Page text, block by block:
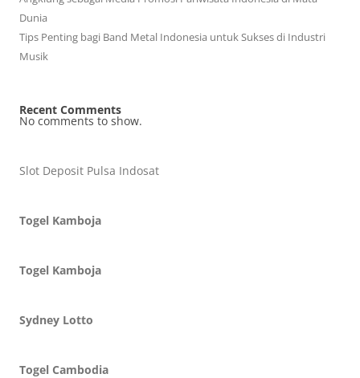
Dunia
Tips Penting bagi Band Metal Indonesia untuk Sukses di Industri
Musik
Recent Comments
No comments to show.
Slot Deposit Pulsa Indosat
Togel Kamboja
Togel Kamboja
Sydney Lotto
Togel Cambodia